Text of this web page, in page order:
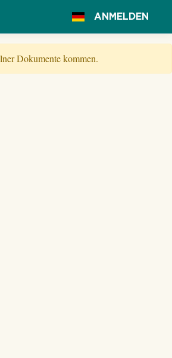
ANMELDEN
Dokumente kommen.